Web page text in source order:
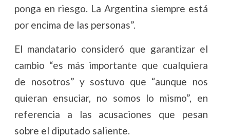
ponga en riesgo. La Argentina siempre está
por encima de las personas”.
El mandatario consideró que garantizar el
cambio “es más importante que cualquiera
de nosotros” y sostuvo que “aunque nos
quieran ensuciar, no somos lo mismo”, en
referencia a las acusaciones que pesan
sobre el diputado saliente.